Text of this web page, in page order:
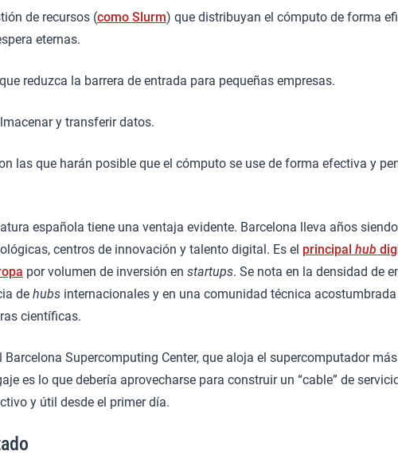
de recursos (como Slurm) que distribuyan el cómputo de forma
eternas.
reduzca la barrera de entrada para pequeñas empresas.
y transferir datos.
las que harán posible que el cómputo se use de forma efectiva y
española tiene una ventaja evidente. Barcelona lleva años
centros de innovación y talento digital. Es el principal hub
por volumen de inversión en startups. Se nota en la densidad de
de hubs internacionales y en una comunidad técnica acostumbrada
científicas.
Supercomputing Center, que aloja el supercomputador
es lo que debería aprovecharse para construir un “cable” de
y útil desde el primer día.